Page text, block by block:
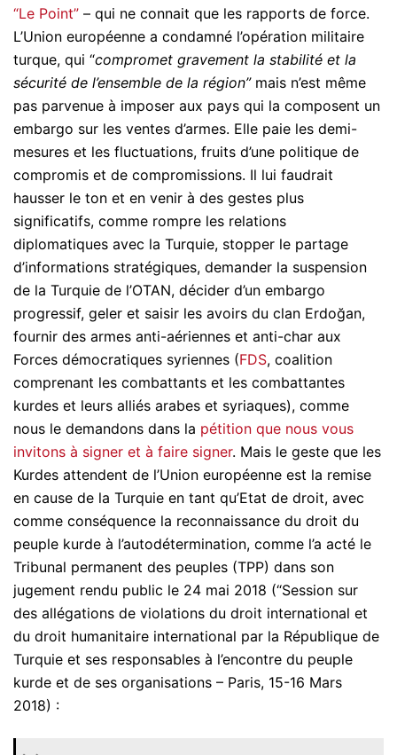
“Le Point” – qui ne connait que les rapports de force.
L’Union européenne a condamné l’opération militaire
turque, qui “compromet gravement la stabilité et la
sécurité de l’ensemble de la région” mais n’est même
pas parvenue à imposer aux pays qui la composent un
embargo sur les ventes d’armes. Elle paie les demi-
mesures et les fluctuations, fruits d’une politique de
compromis et de compromissions. Il lui faudrait
hausser le ton et en venir à des gestes plus
significatifs, comme rompre les relations
diplomatiques avec la Turquie, stopper le partage
d’informations stratégiques, demander la suspension
de la Turquie de l’OTAN, décider d’un embargo
progressif, geler et saisir les avoirs du clan Erdoğan,
fournir des armes anti-aériennes et anti-char aux
Forces démocratiques syriennes (FDS, coalition
comprenant les combattants et les combattantes
kurdes et leurs alliés arabes et syriaques), comme
nous le demandons dans la pétition que nous vous
invitons à signer et à faire signer. Mais le geste que les
Kurdes attendent de l’Union européenne est la remise
en cause de la Turquie en tant qu’Etat de droit, avec
comme conséquence la reconnaissance du droit du
peuple kurde à l’autodétermination, comme l’a acté le
Tribunal permanent des peuples (TPP) dans son
jugement rendu public le 24 mai 2018 (“Session sur
des allégations de violations du droit international et
du droit humanitaire international par la République de
Turquie et ses responsables à l’encontre du peuple
kurde et de ses organisations – Paris, 15-16 Mars
2018) :